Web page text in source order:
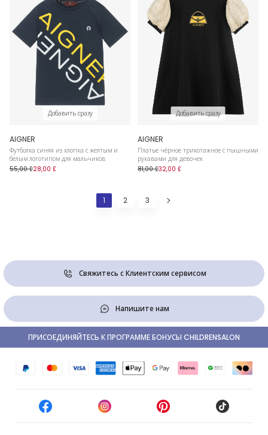
Добавить сразу
AIGNER
Футболка синяя из хлопка с желтым и
белым логотипом для мальчиков
55,00 £28,00 £
Добавить сразу
AIGNER
Платье чёрное трикотажное с пышными
рукавами для девочек
81,00 £32,00 £
1 2 3
Свяжитесь с Клиентским сервисом
Напишите нам
ПРИСОЕДИНЯЙТЕСЬ К ПРОГРАММЕ БОНУСЫ CHILDRENSALON